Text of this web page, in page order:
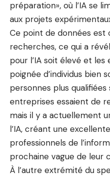
préparation», où l’IA se
aux projets
Ce point de données est
recherches, ce qui a
pour l’IA soit élevé et
poignée d’individus bien
personnes plus qualifiées
entreprises essaient de
mais il y a actuellement
l’IA, créant une
professionnels de
prochaine vague de leur
À l’autre extrémité du